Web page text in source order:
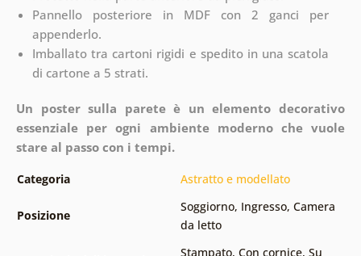
Pannello posteriore in MDF con 2 ganci per
appenderlo.
Imballato tra cartoni rigidi e spedito in una scatola
di cartone a 5 strati.
Un poster sulla parete è un elemento decorativo
essenziale per ogni ambiente moderno che vuole
stare al passo con i tempi.
Categoria Astratto e modellato
Posizione
Soggiorno, Ingresso, Camera
da letto
Stampato, Con cornice, Su